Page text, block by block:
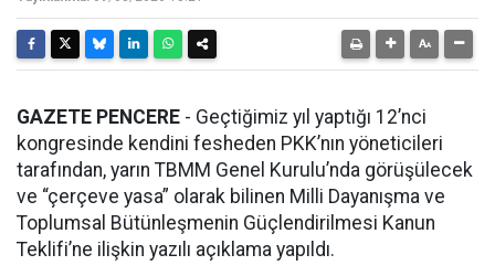
GAZETE PENCERE - Geçtiğimiz yıl yaptığı 12’nci
kongresinde kendini fesheden PKK’nın yöneticileri
tarafından, yarın TBMM Genel Kurulu’nda görüşülecek
ve “çerçeve yasa” olarak bilinen Milli Dayanışma ve
Toplumsal Bütünleşmenin Güçlendirilmesi Kanun
Teklifi’ne ilişkin yazılı açıklama yapıldı.